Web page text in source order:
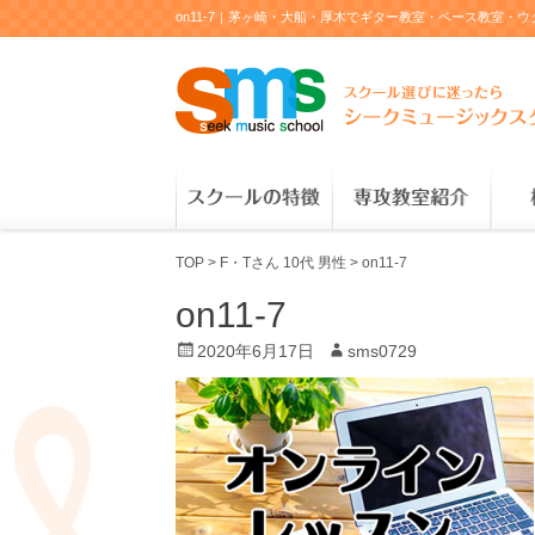
on11-7｜茅ヶ崎・大船・厚木でギター教室・ベース教室・
TOP > F・Tさん 10代 男性 > on11-7
on11-7
P
o
s
t
e
d
o
2020年6月17日
A
u
t
h
o
r
sms0729